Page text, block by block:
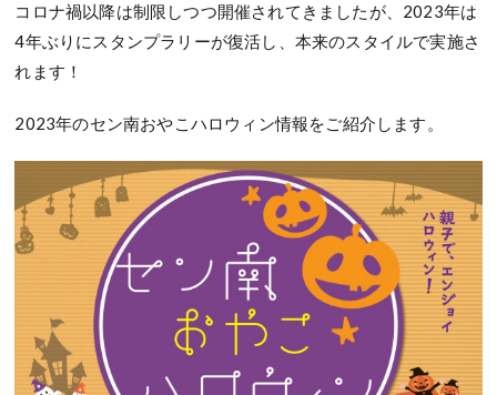
コロナ禍以降は制限しつつ開催されてきましたが、2023年は
4年ぶりにスタンプラリーが復活し、本来のスタイルで実施さ
れます！
2023年のセン南おやこハロウィン情報をご紹介します。